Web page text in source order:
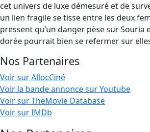
cet univers de luxe démesuré et de
un lien fragile se tisse entre les deux
pressent qu’un danger pèse sur Souria
dorée pourrait bien se refermer sur
Nos Partenaires
Voir sur AllocCiné
Voir la bande annonce sur Youtube
Voir sur TheMovie Database
Voir sur IMDb